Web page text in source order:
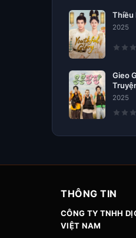
Thiều
2025
Gieo
2025
THÔNG TIN
CÔNG TY TNHH
VIỆT NAM